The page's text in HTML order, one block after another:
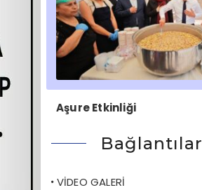
Aşure Etkinliği
Bağlantılar
VİDEO GALERİ